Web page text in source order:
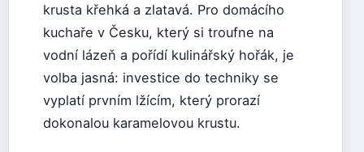
krusta křehká a zlatavá. Pro domácího
kuchaře v Česku, který si troufne na
vodní lázeň a pořídí kulinářský hořák, je
volba jasná: investice do techniky se
vyplatí prvním lžícím, který prorazí
dokonalou karamelovou krustu.